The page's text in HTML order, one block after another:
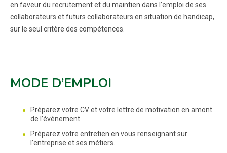
en faveur du recrutement et du maintien dans l’emploi de ses
collaborateurs et futurs collaborateurs en situation de handicap,
sur le seul critère des compétences.
MODE D’EMPLOI
Préparez votre CV et votre lettre de motivation en amont
de l’événement.
Préparez votre entretien en vous renseignant sur
l’entreprise et ses métiers.